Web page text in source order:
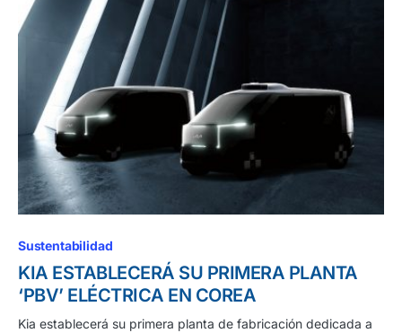
Sustentabilidad
KIA ESTABLECERÁ SU PRIMERA PLANTA
‘PBV’ ELÉCTRICA EN COREA
Kia establecerá su primera planta de fabricación dedicada a